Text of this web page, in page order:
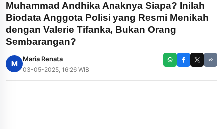
Muhammad Andhika Anaknya Siapa? Inilah
Biodata Anggota Polisi yang Resmi Menikah
dengan Valerie Tifanka, Bukan Orang
Sembarangan?
M
Maria Renata
03-05-2025, 16:26 WIB